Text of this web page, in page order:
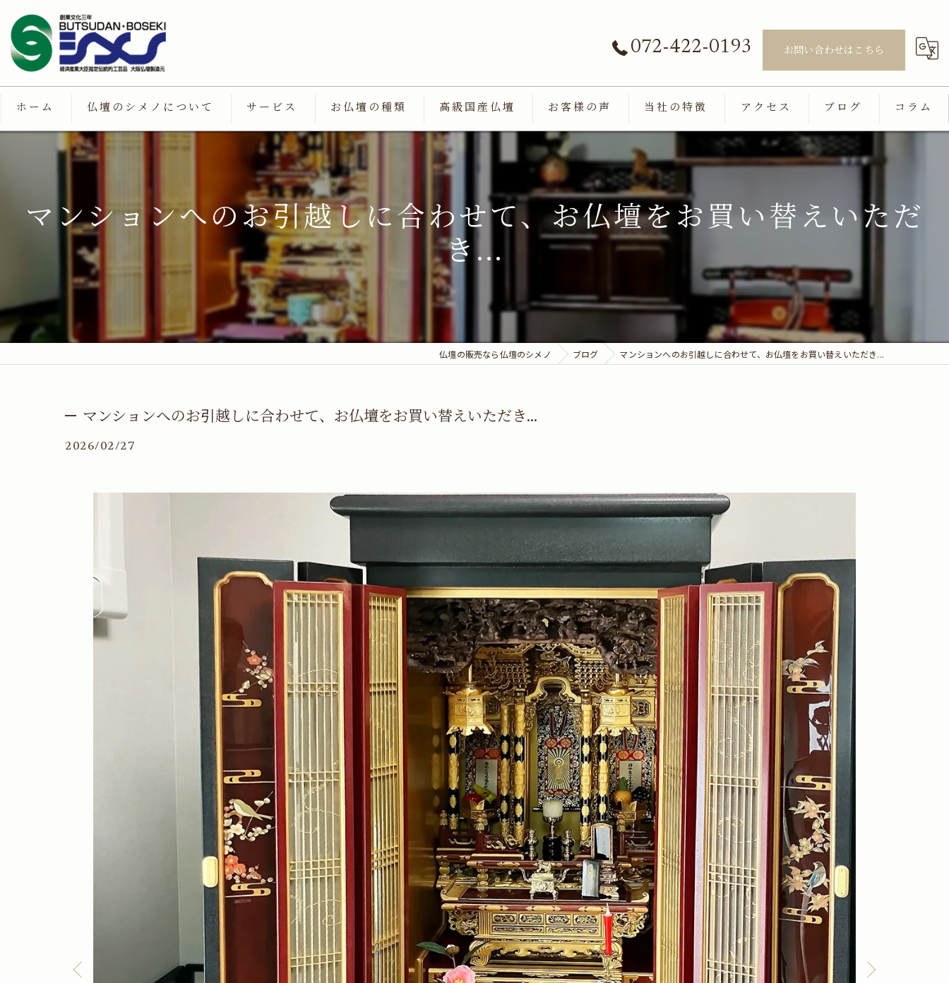
072-422-0193 お問い合わせはこちら
ホーム 仏壇のシメノについて サービス お仏壇の種類 高級国産仏壇 お客様の声 当社の特徴
通販
モダン
家具調
高級
アクセス ブログ コラム
マンションへのお引越しに合わせて、お仏壇をお買い替えいただ
き...
仏壇の販売なら仏壇のシメノ ブログ マンションへのお引越しに合わせて、お仏壇をお買い替えいただき...
マンションへのお引越しに合わせて、お仏壇をお買い替えいただき...
2026/02/27